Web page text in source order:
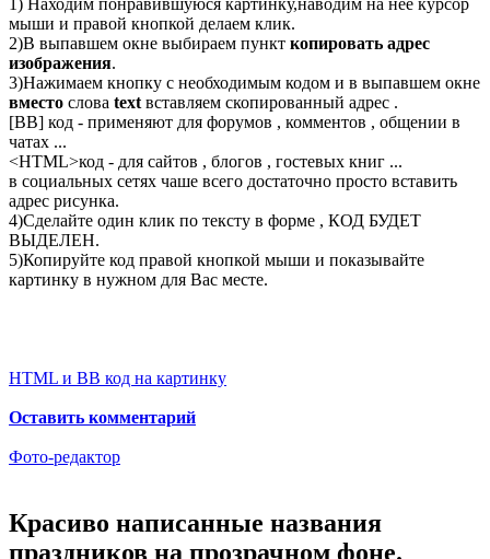
мыши и правой кнопкой делаем клик.
2)В выпавшем окне выбираем пункт копировать адрес
изображения.
3)Нажимаем кнопку с необходимым кодом и в выпавшем окне
вместо слова text вставляем скопированный адрес .
[BB] код - применяют для форумов , комментов , общении в
чатах ...
<HTML>код - для сайтов , блогов , гостевых книг ...
в социальных сетях чаше всего достаточно просто вставить
адрес рисунка.
4)Сделайте один клик по тексту в форме , КОД БУДЕТ
ВЫДЕЛЕН.
5)Копируйте код правой кнопкой мыши и показывайте
картинку в нужном для Вас месте.
HTML и BB код на картинку
Оставить комментарий
Фото-редактор
Красиво написанные названия
праздников на прозрачном фоне.